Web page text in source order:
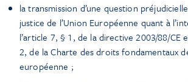
la transmission d’une question
justice de l’Union Européenne quant à
l’article 7, § 1, de la directive 2003/88/CE
2, de la Charte des droits fondamentaux
européenne ;